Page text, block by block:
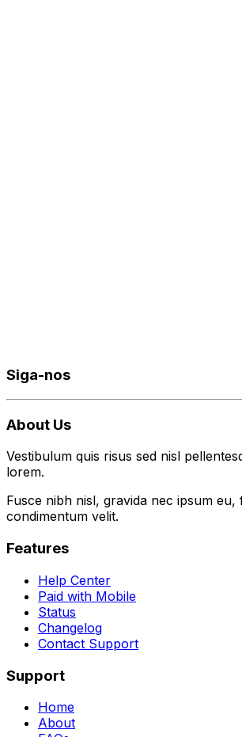
Siga-nos
About Us
Vestibulum quis risus sed nisl
lorem.
Fusce nibh nisl, gravida nec ipsum eu,
condimentum velit.
Features
Help Center
Paid with Mobile
Status
Changelog
Contact Support
Support
Home
About